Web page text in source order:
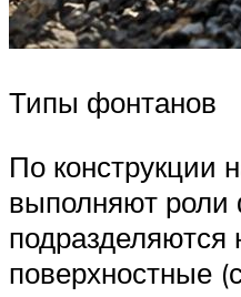
Типы фонтанов
По конструкции
выполняют роли
подразделяются
поверхностные